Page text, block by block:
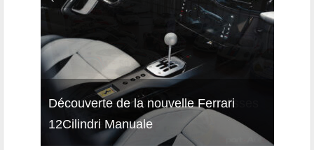
Découverte de la nouvelle Ferrari
12Cilindri Manuale